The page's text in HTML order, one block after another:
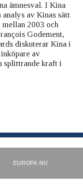
ämnesval. I Kina
analys av Kinas sätt
mellan 2003 och
Godement,
diskuterar Kina i
av
splittrande kraft i
EUROPA NU